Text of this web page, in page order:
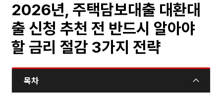
2026년, 주택담보대출 대환대
출 신청 추천 전 반드시 알아야
할 금리 절감 3가지 전략
목차